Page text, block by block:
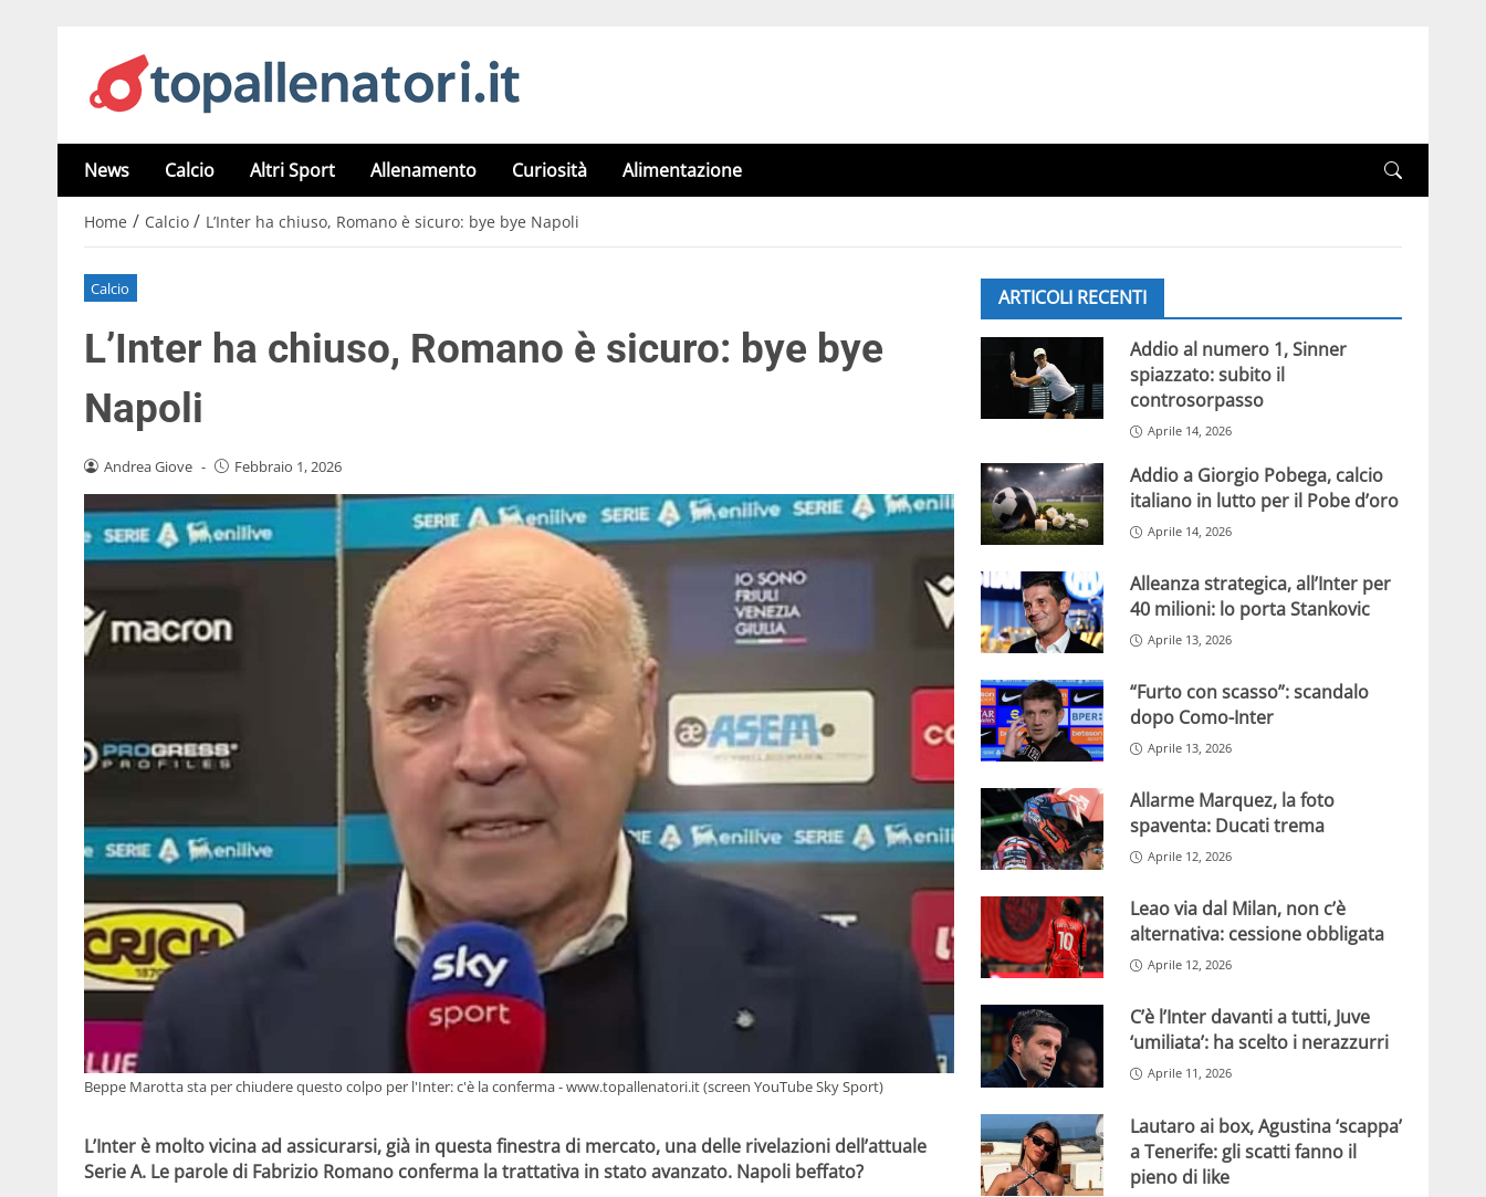
News Calcio Altri Sport Allenamento Curiosità Alimentazione
Home / Calcio / L’Inter ha chiuso, Romano è sicuro: bye bye Napoli
Calcio
L’Inter ha chiuso, Romano è sicuro: bye bye
Napoli
Andrea Giove - Febbraio 1, 2026
Beppe Marotta sta per chiudere questo colpo per l'Inter: c'è la conferma - www.topallenatori.it (screen YouTube Sky Sport)
L’Inter è molto vicina ad assicurarsi, già in questa finestra di mercato, una delle rivelazioni dell’attuale
Serie A. Le parole di Fabrizio Romano conferma la trattativa in stato avanzato. Napoli beffato?
ARTICOLI RECENTI
Addio al numero 1, Sinner
spiazzato: subito il
controsorpasso
Aprile 14, 2026
Addio a Giorgio Pobega, calcio
italiano in lutto per il Pobe d’oro
Aprile 14, 2026
Alleanza strategica, all’Inter per
40 milioni: lo porta Stankovic
Aprile 13, 2026
“Furto con scasso”: scandalo
dopo Como-Inter
Aprile 13, 2026
Allarme Marquez, la foto
spaventa: Ducati trema
Aprile 12, 2026
Leao via dal Milan, non c’è
alternativa: cessione obbligata
Aprile 12, 2026
C’è l’Inter davanti a tutti, Juve
‘umiliata’: ha scelto i nerazzurri
Aprile 11, 2026
Lautaro ai box, Agustina ‘scappa’
a Tenerife: gli scatti fanno il
pieno di like